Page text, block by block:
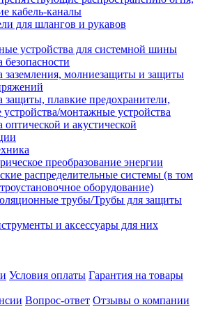
кабель-каналы
для шлангов и рукавов
устройства для системной шины
безопасности
заземления, молниезащиты и защиты
защиты, плавкие предохранители,
монтажные устройства
оптической и акустической
преобразование энергии
распределительные системы (в том
оборудование)
трубы/Трубы для защиты
и аксессуары для них
Условия оплаты Гарантия на товары
Вопрос-ответ Отзывы о компании